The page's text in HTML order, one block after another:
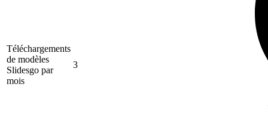
Téléchargements
de modèles
Slidesgo par
mois
3